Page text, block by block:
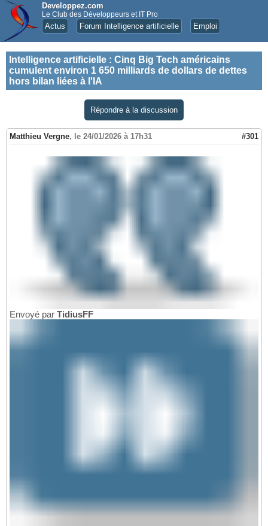
Developpez.com
Le Club des Développeurs et IT Pro
Actus Forum Intelligence artificielle Emploi
Intelligence artificielle : Cinq Big Tech américains
cumulent environ 1 650 milliards de dollars de dettes
hors bilan liées à l'IA
Répondre à la discussion
Matthieu Vergne, le 24/01/2026 à 17h31 #301
Envoyé par TidiusFF